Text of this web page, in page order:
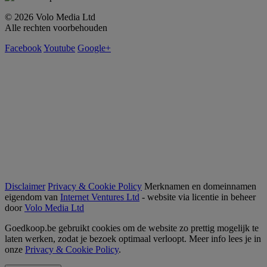
© 2026 Volo Media Ltd
Alle rechten voorbehouden
FacebookYoutube Google+
Disclaimer Privacy & Cookie Policy Merknamen en domeinnamen
eigendom van Internet Ventures Ltd - website via licentie in beheer
doorVolo Media Ltd
Goedkoop.be gebruikt cookies om de website zo prettig mogelijk te
laten werken, zodat je bezoek optimaal verloopt. Meer info lees je in
onze Privacy & Cookie Policy.